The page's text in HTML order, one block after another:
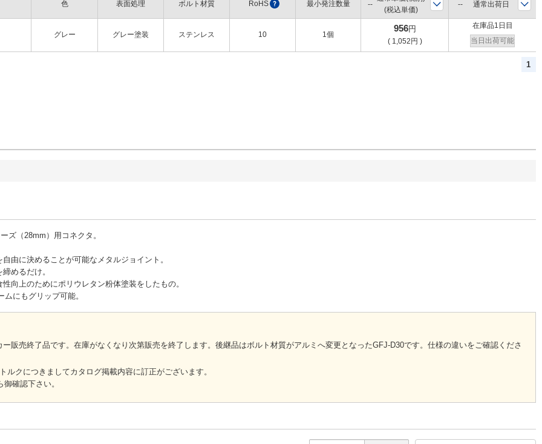
色 表面処理 ボルト材質 RoHS ? 最小発注数量
グレー グレー塗装 ステンレス 10 1個
(税込単価)
通常出荷日
956円
( 1,052 円 )
在庫品1日目
当日出荷可能
1
ズ（28mm）用コネクタ。
由に決めることが可能なメタルジョイント。
めるだけ。
向上のためにポリウレタン粉体塗装をしたもの。
にもグリップ可能。
ー販売終了品です。在庫がなくなり次第販売を終了します。後継品はボルト材質がアルミへ変更となったGFJ-D30です。仕様の違いをご確認くださ
ルクにつきましてカタログ掲載内容に訂正がございます。
御確認下さい。